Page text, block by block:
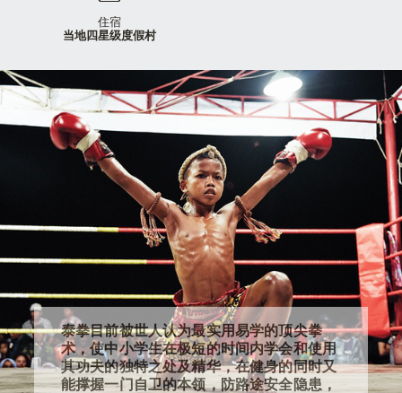
住宿
当地四星级度假村
泰拳目前被世人认为最实用易学的顶尖拳
术，使中小学生在极短的时间内学会和使用
其功夫的独特之处及精华，在健身的同时又
能撑握一门自卫的本领，防路途安全隐患，